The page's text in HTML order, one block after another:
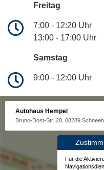
Freitag
7:00 - 12:20 Uhr
13:00 - 17:00 Uhr
Samstag
9:00 - 12:00 Uhr
Autohaus Hempel
Bruno-Dost-Str. 20, 08289
Für die